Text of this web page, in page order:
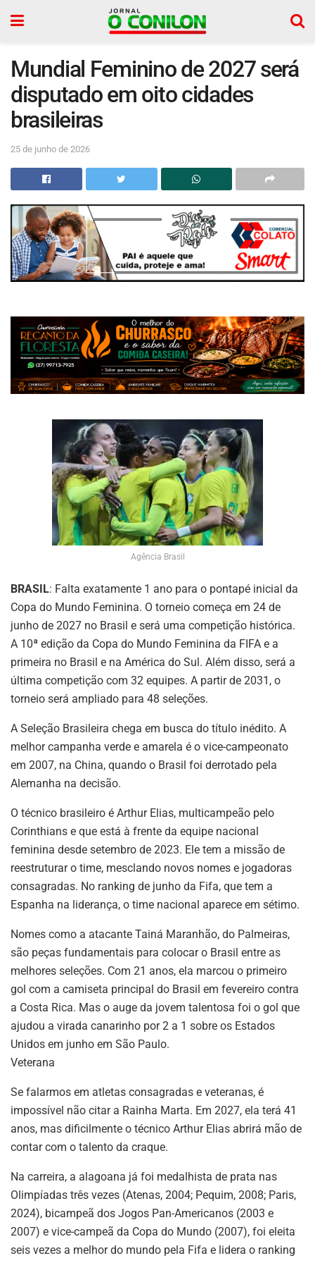
Mundial Feminino de 2027 será
disputado em oito cidades
brasileiras
25 de junho de 2026
Agência Brasil
BRASIL: Falta exatamente 1 ano para o pontapé inicial da
Copa do Mundo Feminina. O torneio começa em 24 de
junho de 2027 no Brasil e será uma competição histórica.
A 10ª edição da Copa do Mundo Feminina da FIFA e a
primeira no Brasil e na América do Sul. Além disso, será a
última competição com 32 equipes. A partir de 2031, o
torneio será ampliado para 48 seleções.
A Seleção Brasileira chega em busca do título inédito. A
melhor campanha verde e amarela é o vice-campeonato
em 2007, na China, quando o Brasil foi derrotado pela
Alemanha na decisão.
O técnico brasileiro é Arthur Elias, multicampeão pelo
Corinthians e que está à frente da equipe nacional
feminina desde setembro de 2023. Ele tem a missão de
reestruturar o time, mesclando novos nomes e jogadoras
consagradas. No ranking de junho da Fifa, que tem a
Espanha na liderança, o time nacional aparece em sétimo.
Nomes como a atacante Tainá Maranhão, do Palmeiras,
são peças fundamentais para colocar o Brasil entre as
melhores seleções. Com 21 anos, ela marcou o primeiro
gol com a camiseta principal do Brasil em fevereiro contra
a Costa Rica. Mas o auge da jovem talentosa foi o gol que
ajudou a virada canarinho por 2 a 1 sobre os Estados
Unidos em junho em São Paulo.
Veterana
Se falarmos em atletas consagradas e veteranas, é
impossível não citar a Rainha Marta. Em 2027, ela terá 41
anos, mas dificilmente o técnico Arthur Elias abrirá mão de
contar com o talento da craque.
Na carreira, a alagoana já foi medalhista de prata nas
Olimpíadas três vezes (Atenas, 2004; Pequim, 2008; Paris,
2024), bicampeã dos Jogos Pan-Americanos (2003 e
2007) e vice-campeã da Copa do Mundo (2007), foi eleita
seis vezes a melhor do mundo pela Fifa e lidera o ranking